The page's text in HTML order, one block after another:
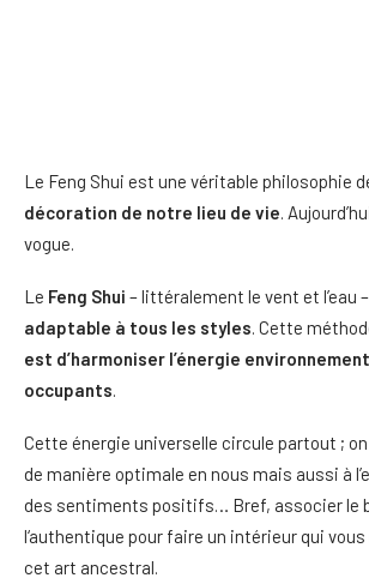
Le Feng Shui est une véritable philosophie
décoration de notre lieu de vie.
vogue.
Le Feng Shui – littéralement le vent et l’eau
adaptable à tous les styles. Cette
est d’harmoniser l’énergie
occupants.
Cette énergie universelle circule partout ; on
de manière optimale en nous mais aussi à
des sentiments positifs… Bref, associer le
l‘authentique pour faire un intérieur qui
cet art ancestral.